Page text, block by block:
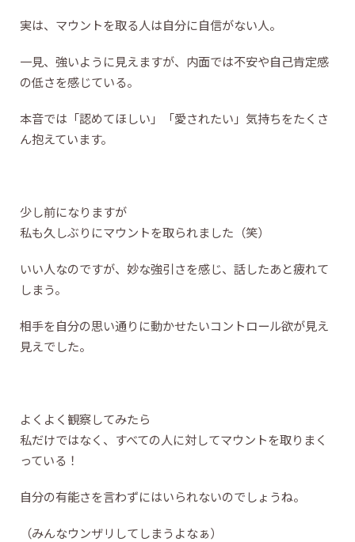
実は、マウントを取る人は自分に自信がない人。
一見、強いように見えますが、内面では不安や自己肯定感
の低さを感じている。
本音では「認めてほしい」「愛されたい」気持ちをたくさ
ん抱えています。
少し前になりますが
私も久しぶりにマウントを取られました（笑）
いい人なのですが、妙な強引さを感じ、話したあと疲れて
しまう。
相手を自分の思い通りに動かせたいコントロール欲が見え
見えでした。
よくよく観察してみたら
私だけではなく、すべての人に対してマウントを取りまく
っている！
自分の有能さを言わずにはいられないのでしょうね。
（みんなウンザリしてしまうよなぁ）